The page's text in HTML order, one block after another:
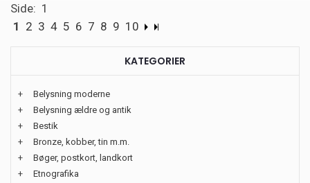
Side: 1
1 2 3 4 5 6 7 8 9 10
KATEGORIER
+
Belysning moderne
+
Belysning ældre og antik
+
Bestik
+
Bronze, kobber, tin m.m.
+
Bøger, postkort, landkort
+
Etnografika